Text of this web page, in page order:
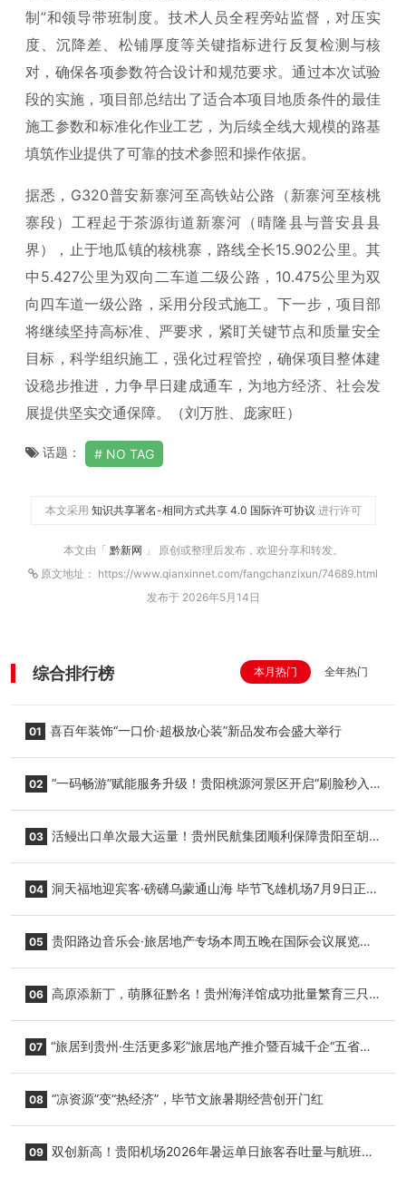
制”和领导带班制度。技术人员全程旁站监督，对压实
度、沉降差、松铺厚度等关键指标进行反复检测与核
对，确保各项参数符合设计和规范要求。通过本次试验
段的实施，项目部总结出了适合本项目地质条件的最佳
施工参数和标准化作业工艺，为后续全线大规模的路基
填筑作业提供了可靠的技术参照和操作依据。
据悉，G320普安新寨河至高铁站公路（新寨河至核桃
寨段）工程起于茶源街道新寨河（晴隆县与普安县县
界），止于地瓜镇的核桃寨，路线全长15.902公里。其
中5.427公里为双向二车道二级公路，10.475公里为双
向四车道一级公路，采用分段式施工。下一步，项目部
将继续坚持高标准、严要求，紧盯关键节点和质量安全
目标，科学组织施工，强化过程管控，确保项目整体建
设稳步推进，力争早日建成通车，为地方经济、社会发
展提供坚实交通保障。（刘万胜、庞家旺）
话题： NO TAG
本文采用 知识共享署名-相同方式共享 4.0 国际许可协议 进行许可
本文由「 黔新网 」 原创或整理后发布，欢迎分享和转发。
原文地址： https://www.qianxinnet.com/fangchanzixun/74689.html
发布于 2026年5月14日
综合排行榜 本月热门 全年热门
01 喜百年装饰“一口价·超极放心装”新品发布会盛大举行
02 “一码畅游”赋能服务升级！贵阳桃源河景区开启“刷脸秒入
03 活鳗出口单次最大运量！贵州民航集团顺利保障贵阳至胡
04 洞天福地迎宾客·磅礴乌蒙通山海 毕节飞雄机场7月9日正式
05 贵阳路边音乐会·旅居地产专场本周五晚在国际会议展览中
06 高原添新丁，萌豚征黔名！贵州海洋馆成功批量繁育三只
07 “旅居到贵州·生活更多彩”旅居地产推介暨百城千企“五省
08 “凉资源”变“热经济”，毕节文旅暑期经营创开门红
09 双创新高！贵阳机场2026年暑运单日旅客吞吐量与航班起